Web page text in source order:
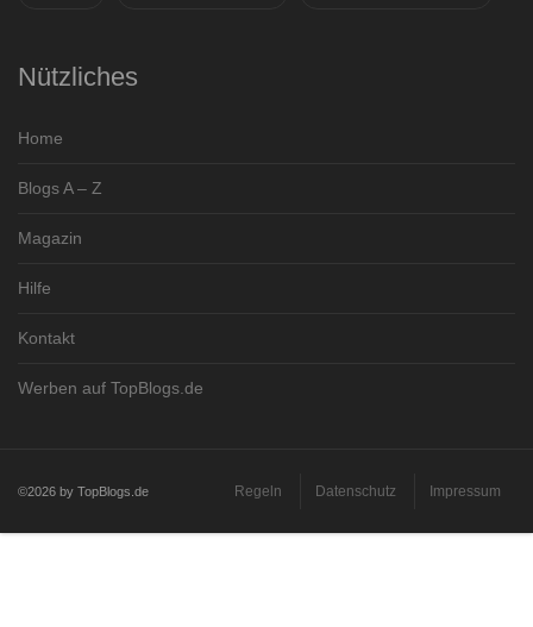
Nützliches
Home
Blogs A – Z
Magazin
Hilfe
Kontakt
Werben auf TopBlogs.de
©2026 by TopBlogs.de Regeln Datenschutz Impressum